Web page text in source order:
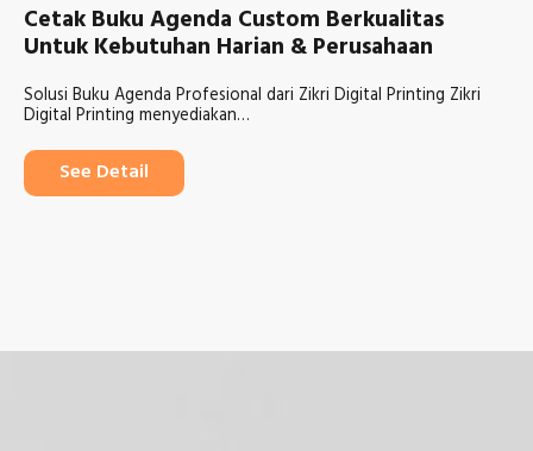
Cetak Buku Agenda Custom Berkualitas
Untuk Kebutuhan Harian & Perusahaan
Solusi Buku Agenda Profesional dari Zikri Digital Printing Zikri
Digital Printing menyediakan…
See Detail